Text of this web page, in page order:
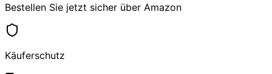
Bestellen Sie jetzt sicher über Amazon
Käuferschutz